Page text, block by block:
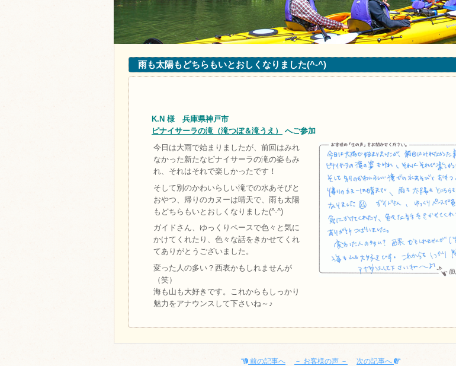
雨も太陽もどちらもいとおしくなりました(^-^)
K.N 様 兵庫県神戸市
ピナイサーラの滝（滝つぼ＆滝うえ）
へご参加
今日は大雨で始まりましたが、前回はみれ
なかった新たなピナイサーラの滝の姿もみ
れ、それはそれで楽しかったです！
そして別のかわいらしい滝での水あそびと
おやつ、帰りのカヌーは晴天で、雨も太陽
もどちらもいとおしくなりました(^-^)
ガイドさん、ゆっくりペースで色々と気に
かけてくれたり、色々な話をきかせてくれ
てありがとうございました。
変った人の多い？西表かもしれませんが
（笑）
海も山も大好きです。これからもしっかり
魅力をアナウンスして下さいね～♪
前の記事へ － お客様の声 － 次の記事へ